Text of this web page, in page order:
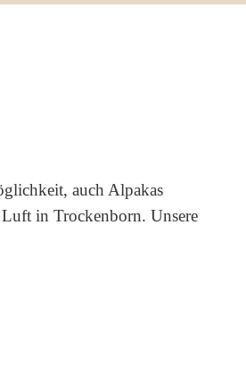
auch Alpakas
in Trockenborn. Unsere